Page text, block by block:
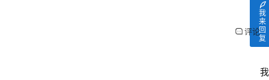
我
来
回
复
评论